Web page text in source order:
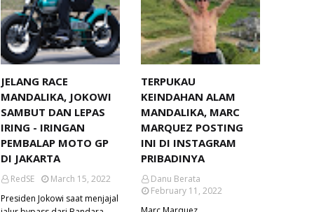
JELANG RACE
MANDALIKA, JOKOWI
SAMBUT DAN LEPAS
IRING - IRINGAN
PEMBALAP MOTO GP
DI JAKARTA
RedSE
March 15, 2022
Presiden Jokowi saat menjajal
TERPUKAU
KEINDAHAN ALAM
MANDALIKA, MARC
MARQUEZ POSTING
INI DI INSTAGRAM
PRIBADINYA
Danu Berata
February 11, 2022